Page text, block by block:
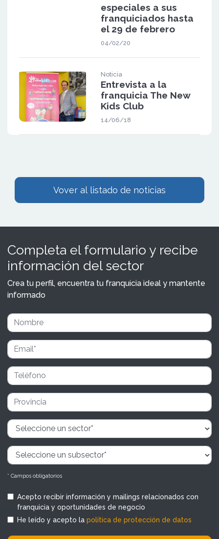
especiales a sus
franquiciados hasta
el 29 de febrero
04/02/20
Noticia
Entrevista a la
franquicia The New
Kids Club
14/06/18
Vover al listado de noticias
Completa el formulario y recibe
información del sector
Crea tu perfil, encuentra tu franquicia ideal y mantente
informado
* Campos obligatorios
Acepto recibir información y mailings relacionados con
franquicia y oportunidades de negocio
He leído y acepto la política de protección de datos